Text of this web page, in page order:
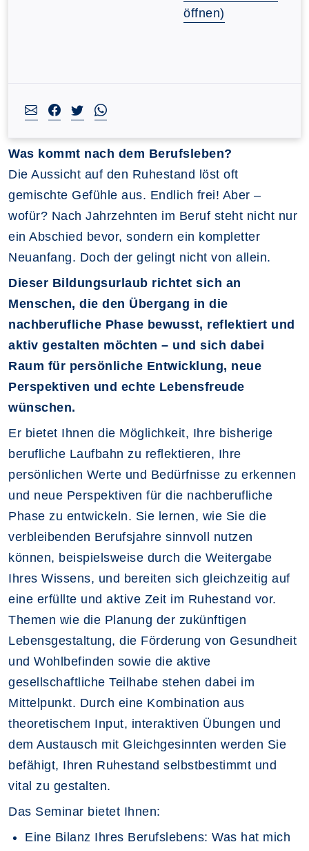
öffnen)
Was kommt nach dem Berufsleben?
Die Aussicht auf den Ruhestand löst oft
gemischte Gefühle aus. Endlich frei! Aber –
wofür? Nach Jahrzehnten im Beruf steht nicht nur
ein Abschied bevor, sondern ein kompletter
Neuanfang. Doch der gelingt nicht von allein.
Dieser Bildungsurlaub richtet sich an
Menschen, die den Übergang in die
nachberufliche Phase bewusst, reflektiert und
aktiv gestalten möchten – und sich dabei
Raum für persönliche Entwicklung, neue
Perspektiven und echte Lebensfreude
wünschen.
Er bietet Ihnen die Möglichkeit, Ihre bisherige
berufliche Laufbahn zu reflektieren, Ihre
persönlichen Werte und Bedürfnisse zu erkennen
und neue Perspektiven für die nachberufliche
Phase zu entwickeln. Sie lernen, wie Sie die
verbleibenden Berufsjahre sinnvoll nutzen
können, beispielsweise durch die Weitergabe
Ihres Wissens, und bereiten sich gleichzeitig auf
eine erfüllte und aktive Zeit im Ruhestand vor.
Themen wie die Planung der zukünftigen
Lebensgestaltung, die Förderung von Gesundheit
und Wohlbefinden sowie die aktive
gesellschaftliche Teilhabe stehen dabei im
Mittelpunkt. Durch eine Kombination aus
theoretischem Input, interaktiven Übungen und
dem Austausch mit Gleichgesinnten werden Sie
befähigt, Ihren Ruhestand selbstbestimmt und
vital zu gestalten.
Das Seminar bietet Ihnen:
Eine Bilanz Ihres Berufslebens: Was hat mich